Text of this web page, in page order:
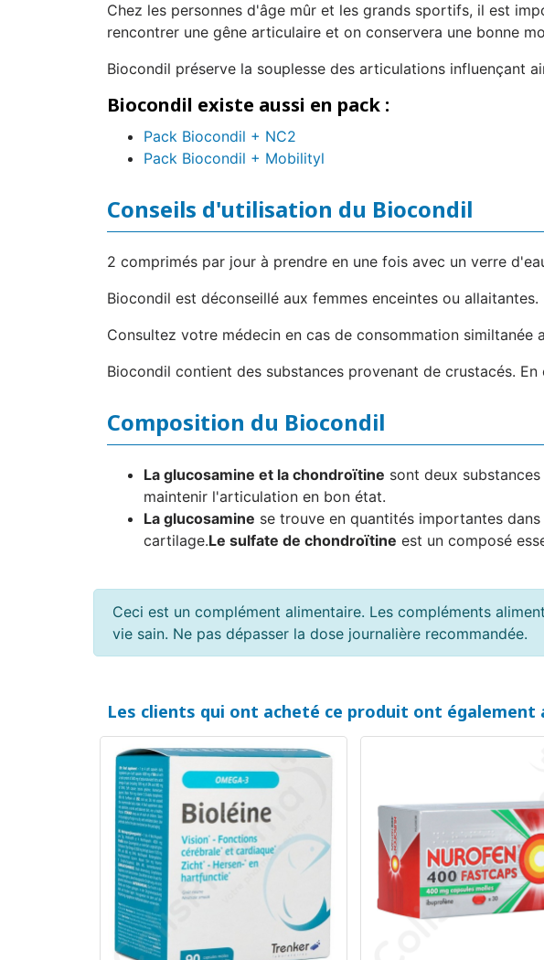
Chez les personnes d'âge mûr et les grands sportifs, il est
rencontrer une gêne articulaire et on conservera une bonne
Biocondil préserve la souplesse des articulations influençant
Biocondil existe aussi en pack :
Pack Biocondil + NC2
Pack Biocondil + Mobilityl
Conseils d'utilisation du Biocondil
2 comprimés par jour à prendre en une fois avec un verre
Biocondil est déconseillé aux femmes enceintes ou allaitantes.
Consultez votre médecin en cas de consommation similtanée
Biocondil contient des substances provenant de crustacés.
Composition du Biocondil
La glucosamine et la chondroïtine sont deux
maintenir l'articulation en bon état.
La glucosamine se trouve en quantités importantes
cartilage.Le sulfate de chondroïtine est un composé
Ceci est un complément alimentaire. Les compléments
vie sain. Ne pas dépasser la dose journalière recommandée.
Les clients qui ont acheté ce produit ont également